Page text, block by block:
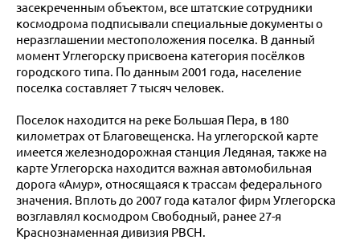
засекреченным объектом, все штатские сотрудники
космодрома подписывали специальные документы о
неразглашении местоположения поселка. В данный
момент Углегорску присвоена категория посёлков
городского типа. По данным 2001 года, население
поселка составляет 7 тысяч человек.
Поселок находится на реке Большая Пера, в 180
километрах от Благовещенска. На углегорской карте
имеется железнодорожная станция Ледяная, также на
карте Углегорска находится важная автомобильная
дорога «Амур», относящаяся к трассам федерального
значения. Вплоть до 2007 года каталог фирм Углегорска
возглавлял космодром Свободный, ранее 27-я
Краснознаменная дивизия РВСН.